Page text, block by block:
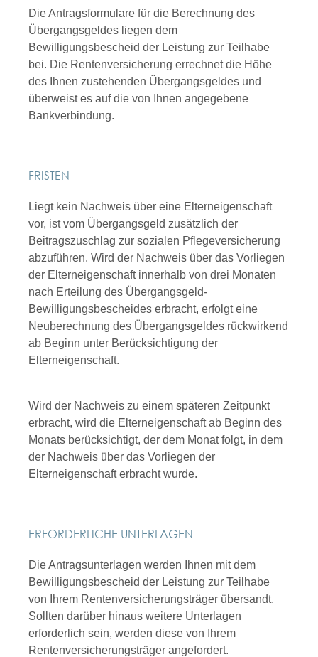
Die Antragsformulare für die Berechnung des
Übergangsgeldes liegen dem
Bewilligungsbescheid der Leistung zur Teilhabe
bei. Die Rentenversicherung errechnet die Höhe
des Ihnen zustehenden Übergangsgeldes und
überweist es auf die von Ihnen angegebene
Bankverbindung.
FRISTEN
Liegt kein Nachweis über eine Elterneigenschaft
vor, ist vom Übergangsgeld zusätzlich der
Beitragszuschlag zur sozialen Pflegeversicherung
abzuführen. Wird der Nachweis über das Vorliegen
der Elterneigenschaft innerhalb von drei Monaten
nach Erteilung des Übergangsgeld-
Bewilligungsbescheides erbracht, erfolgt eine
Neuberechnung des Übergangsgeldes rückwirkend
ab Beginn unter Berücksichtigung der
Elterneigenschaft.
Wird der Nachweis zu einem späteren Zeitpunkt
erbracht, wird die Elterneigenschaft ab Beginn des
Monats berücksichtigt, der dem Monat folgt, in dem
der Nachweis über das Vorliegen der
Elterneigenschaft erbracht wurde.
ERFORDERLICHE UNTERLAGEN
Die Antragsunterlagen werden Ihnen mit dem
Bewilligungsbescheid der Leistung zur Teilhabe
von Ihrem Rentenversicherungsträger übersandt.
Sollten darüber hinaus weitere Unterlagen
erforderlich sein, werden diese von Ihrem
Rentenversicherungsträger angefordert.